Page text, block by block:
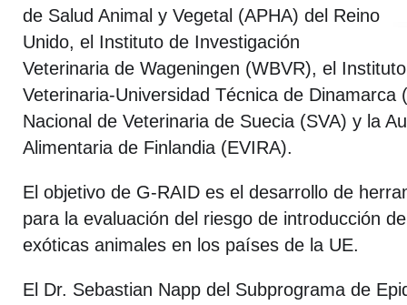
de Salud Animal y Vegetal (APHA) del Reino
Unido, el Instituto de Investigación
Veterinaria de Wageningen (WBVR), el
Veterinaria-Universidad Técnica de Dinamarca
Nacional de Veterinaria de Suecia (SVA) y la
Alimentaria de Finlandia (EVIRA).
El objetivo de G-RAID es el desarrollo de
para la evaluación del riesgo de introducción
exóticas animales en los países de la UE.
El Dr. Sebastian Napp del Subprograma de